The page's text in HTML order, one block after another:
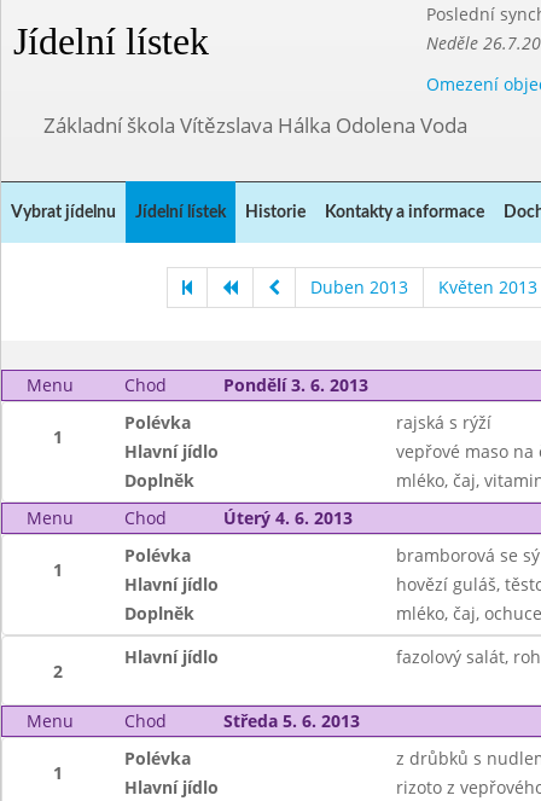
Jídelní lístek
Poslední
Neděle
Omezení
Základní škola Vítězslava Hálka Odolena Voda
Vybrat jídelnu Jídelní lístek Historie Kontakty a informace
Duben 2013 Květen 2013
Menu Chod Pondělí 3. 6. 2013
1
Polévka
rajská s rýží
Hlavní jídlo
vepřové maso
Doplněk
mléko, čaj,
Menu
Chod Úterý 4. 6. 2013
1
Polévka
bramborová se
Hlavní jídlo
hovězí guláš,
Doplněk
mléko, čaj,
2
Hlavní jídlo fazolový salát,
Menu Chod Středa 5. 6. 2013
1
Polévka
z drůbků s
Hlavní jídlo
rizoto z